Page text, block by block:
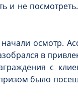
не
осмотр.
в
с
было